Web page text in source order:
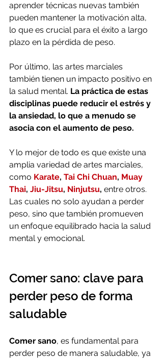
aprender técnicas nuevas también
pueden mantener la motivación alta,
lo que es crucial para el éxito a largo
plazo en la pérdida de peso.
Por último, las artes marciales
también tienen un impacto positivo en
la salud mental. La práctica de estas
disciplinas puede reducir el estrés y
la ansiedad, lo que a menudo se
asocia con el aumento de peso.
Y lo mejor de todo es que existe una
amplia variedad de artes marciales,
como Karate, Tai Chi Chuan, Muay
Thai, Jiu-Jitsu, Ninjutsu, entre otros.
Las cuales no solo ayudan a perder
peso, sino que también promueven
un enfoque equilibrado hacia la salud
mental y emocional.
Comer sano: clave para
perder peso de forma
saludable
Comer sano, es fundamental para
perder peso de manera saludable, ya